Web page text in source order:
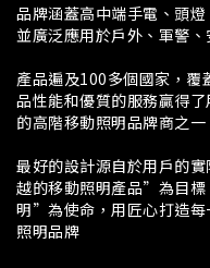
品牌涵蓋高中端手電、頭
並廣泛應用於戶外、軍警
產品遍及100多個國家，
品性能和優質的服務贏得
的高階移動照明品牌商之一
最好的設計源自於用戶的
越的移動照明產品”為目
明”為使命，用匠心打造每
照明品牌